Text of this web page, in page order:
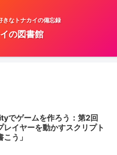
きなトナカイの備忘録
の図書館
でゲームを作ろう：第2回
レイヤーを動かすスクリプト
こう」